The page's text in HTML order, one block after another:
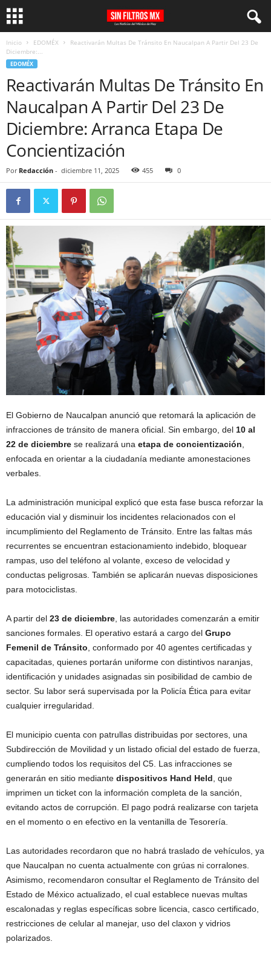
Inicio EDOMÉX
Reactivarán Multas De Tránsito En Naucalpan A Partir Del 23 De
Diciembre:...
EDOMÉX
Reactivarán Multas De Tránsito En
Naucalpan A Partir Del 23 De
Diciembre: Arranca Etapa De
Concientización
Por Redacción - diciembre 11, 2025 455 0
El Gobierno de Naucalpan anunció que retomará la aplicación de
infracciones de tránsito de manera oficial. Sin embargo, del 10 al
22 de diciembre se realizará una etapa de concientización
enfocada en orientar a la ciudadanía mediante amonestaciones
verbales.
La administración municipal explicó que esta fase busca reforzar la
educación vial y disminuir los incidentes relacionados con el
incumplimiento del Reglamento de Tránsito. Entre las faltas más
recurrentes se encuentran estacionamiento indebido, bloquear
rampas, uso del teléfono al volante, exceso de velocidad y
conductas peligrosas. También se aplicarán nuevas disposiciones
para motociclistas.
A partir del 23 de diciembre , las autoridades comenzarán a emitir
sanciones formales. El operativo estará a cargo del Grupo
Femenil de Tránsito , conformado por 40 agentes certificadas y
capacitadas, quienes portarán uniforme con distintivos naranjas,
identificación y unidades asignadas sin posibilidad de cambio de
sector. Su labor será supervisada por la Policía Ética para evitar
cualquier irregularidad.
El municipio cuenta con patrullas distribuidas por sectores, una
Subdirección de Movilidad y un listado oficial del estado de fuerza,
cumpliendo todos los requisitos del C5. Las infracciones se
generarán en sitio mediante dispositivos Hand Held , que
imprimen un ticket con la información completa de la sanción,
evitando actos de corrupción. El pago podrá realizarse con tarjeta
en el momento o en efectivo en la ventanilla de Tesorería.
Las autoridades recordaron que no habrá traslado de vehículos, ya
que Naucalpan no cuenta actualmente con grúas ni corralones.
Asimismo, recomendaron consultar el Reglamento de Tránsito del
Estado de México actualizado, el cual establece nuevas multas
escalonadas y reglas específicas sobre licencia, casco certificado,
restricciones de celular al manejar, uso del claxon y vidrios
polarizados.